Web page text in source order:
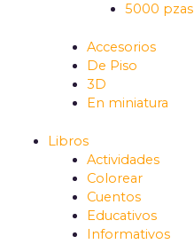
5000 pzas
Accesorios
De Piso
3D
En miniatura
Libros
Actividades
Colorear
Cuentos
Educativos
Informativos